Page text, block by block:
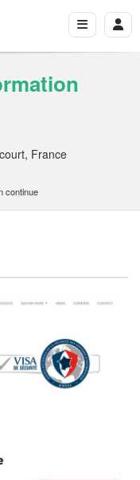
France
continue